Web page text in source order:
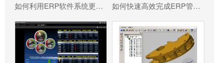
如何利用ERP软件系统更好提升企业运营效率? 如何快速高效完成ERP管理系统配置?